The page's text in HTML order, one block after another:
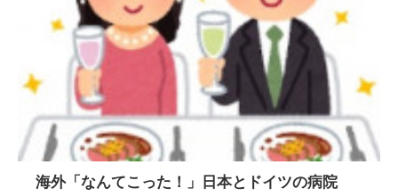
海外「なんてこった！」日本とドイツの病院